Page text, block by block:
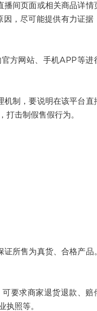
间页面或相关商品详情
，尽可能提供有力证据
方网站、手机APP等进
制，要说明在该平台直
打击制假售假行为。
所售为真货、合格产品
要求商家退货退款、赔
执照等。